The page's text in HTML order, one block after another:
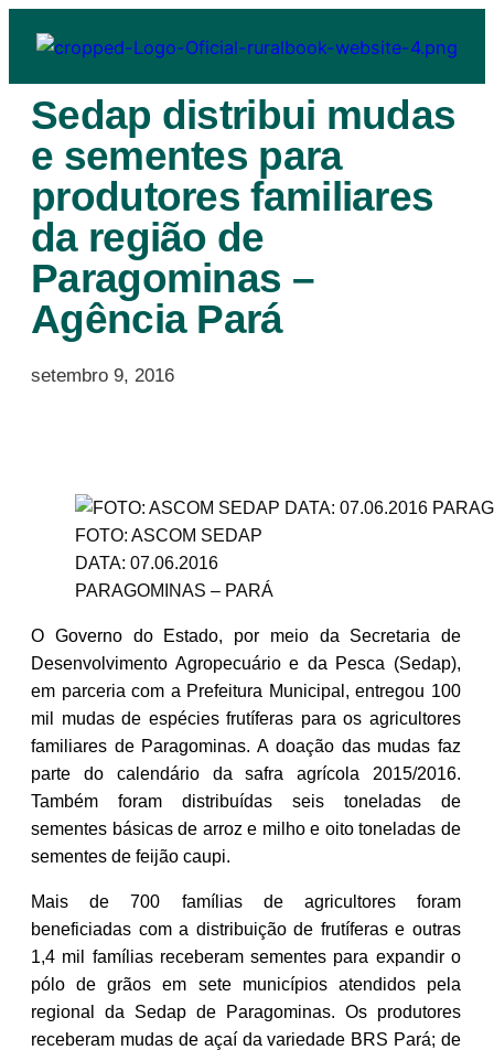
Sedap distribui mudas
e sementes para
produtores familiares
da região de
Paragominas –
Agência Pará
setembro 9, 2016
FOTO: ASCOM SEDAP
DATA: 07.06.2016
PARAGOMINAS – PARÁ
O Governo do Estado, por meio da Secretaria de
Desenvolvimento Agropecuário e da Pesca (Sedap),
em parceria com a Prefeitura Municipal, entregou 100
mil mudas de espécies frutíferas para os agricultores
familiares de Paragominas. A doação das mudas faz
parte do calendário da safra agrícola 2015/2016.
Também foram distribuídas seis toneladas de
sementes básicas de arroz e milho e oito toneladas de
sementes de feijão caupi.
Mais de 700 famílias de agricultores foram
beneficiadas com a distribuição de frutíferas e outras
1,4 mil famílias receberam sementes para expandir o
pólo de grãos em sete municípios atendidos pela
regional da Sedap de Paragominas. Os produtores
receberam mudas de açaí da variedade BRS Pará; de